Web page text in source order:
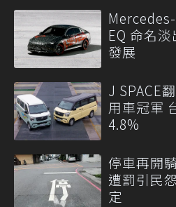
EQ 命名
發展
J SPACE
用車冠軍
4.8%
停車再開
遭罰引民
定